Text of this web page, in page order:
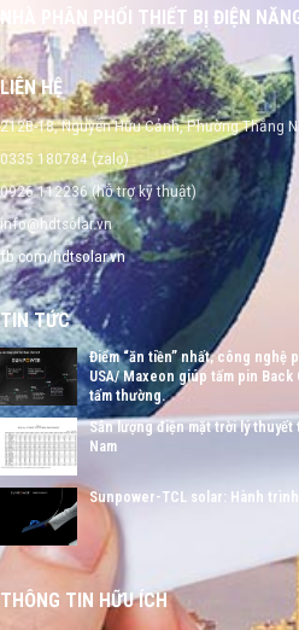
NHÀ PHÂN PHỐI THIẾT BỊ ĐIỆN
LIÊN HỆ
212B-18, Nguyễn Hữu Cảnh, Phường Thắng
0335 180784 (zalo)
0926 112236 (hỗ trợ kỹ thuật)
info@hdtsolar.vn
fb.com/hdtsolar.vn
TIN TỨC
Điểm “ăn tiền” nhất, công nghệ
USA/ Maxeon giúp tấm pin
tấm thường.
Sản lượng điện mặt trời lý
Nam
Sunpower-TCL solar: Hành
THÔNG TIN HỮU ÍCH